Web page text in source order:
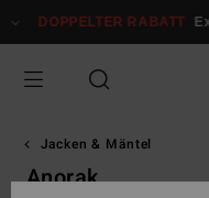
zur
Auswahl
springen
RABATT Extra 25%
Jacken & Mäntel
Anorak